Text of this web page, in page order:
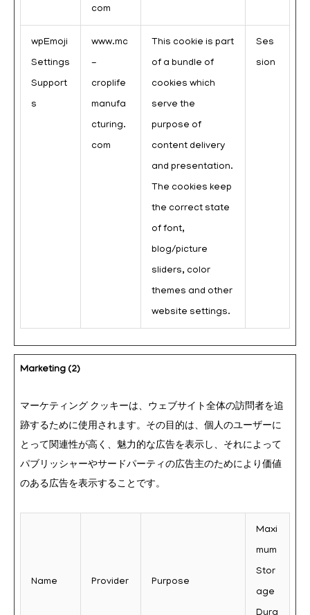
com
wpEmoji
Settings
Support
s
www.mc
-
croplife
manufa
cturing.
com
This cookie is part
of a bundle of
cookies which
serve the
purpose of
content delivery
and presentation.
The cookies keep
the correct state
of font,
blog/picture
sliders, color
themes and other
website settings.
Ses
sion
Marketing (2)
マーケティング クッキーは、ウェブサイト全体の訪問者を追
跡するために使用されます。その目的は、個人のユーザーに
とって関連性が高く、魅力的な広告を表示し、それによって
パブリッシャーやサードパーティの広告主のためにより価値
のある広告を表示することです。
Name Provider Purpose
Maxi
mum
Stor
age